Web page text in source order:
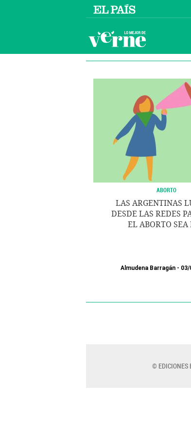
ABORTO
LAS ARGENTINAS
DESDE LAS REDES
EL ABORTO SEA
Almudena Barragán 03/
© EDICIONES